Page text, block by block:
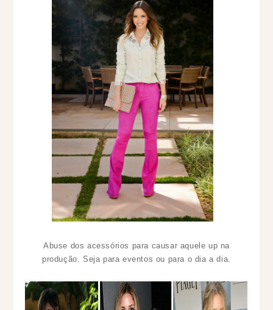
Abuse dos acessórios para causar aquele up na
produção. Seja para eventos ou para o dia a dia.